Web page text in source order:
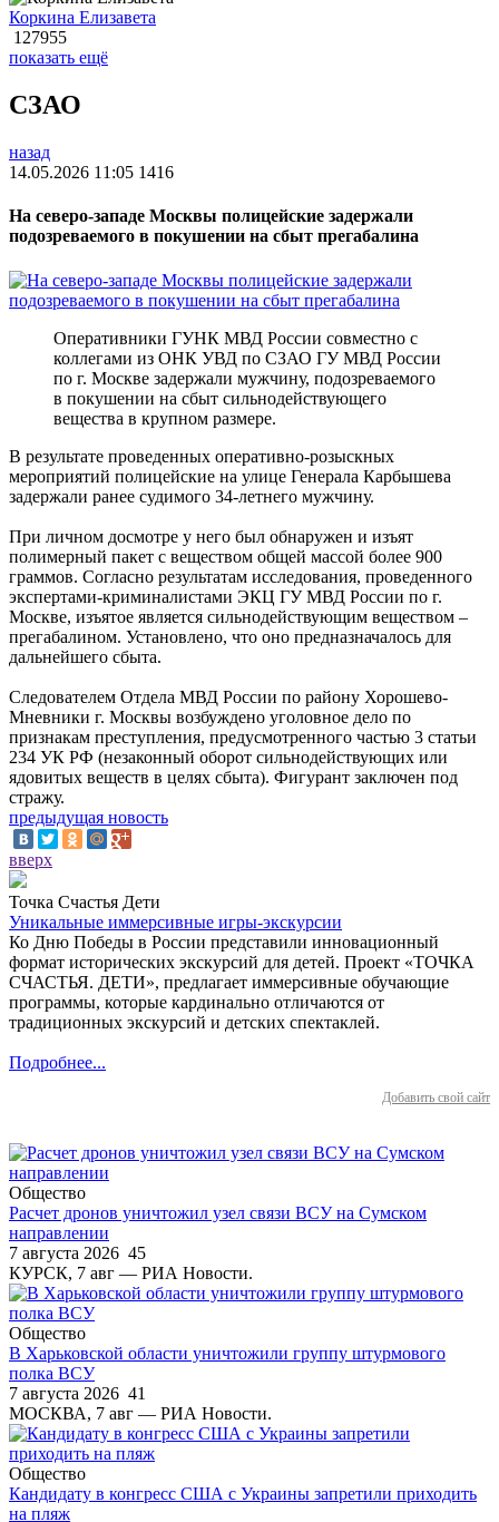
Коркина Елизавета
127955
показать ещё
СЗАО
назад
14.05.2026 11:05 1416
На северо-западе Москвы полицейские задержали
подозреваемого в покушении на сбыт прегабалина
Оперативники ГУНК МВД России совместно с
коллегами из ОНК УВД по СЗАО ГУ МВД России
по г. Москве задержали мужчину, подозреваемого
в покушении на сбыт сильнодействующего
вещества в крупном размере.
В результате проведенных оперативно-розыскных
мероприятий полицейские на улице Генерала Карбышева
задержали ранее судимого 34-летнего мужчину.
При личном досмотре у него был обнаружен и изъят
полимерный пакет с веществом общей массой более 900
граммов. Согласно результатам исследования, проведенного
экспертами-криминалистами ЭКЦ ГУ МВД России по г.
Москве, изъятое является сильнодействующим веществом –
прегабалином. Установлено, что оно предназначалось для
дальнейшего сбыта.
Следователем Отдела МВД России по району Хорошево-
Мневники г. Москвы возбуждено уголовное дело по
признакам преступления, предусмотренного частью 3 статьи
234 УК РФ (незаконный оборот сильнодействующих или
ядовитых веществ в целях сбыта). Фигурант заключен под
стражу.
предыдущая новость
вверх
Точка Счастья Дети
Уникальные иммерсивные игры-экскурсии
Ко Дню Победы в России представили инновационный
формат исторических экскурсий для детей. Проект «ТОЧКА
СЧАСТЬЯ. ДЕТИ», предлагает иммерсивные обучающие
программы, которые кардинально отличаются от
традиционных экскурсий и детских спектаклей.
Подробнее...
Добавить свой сайт
Общество
Расчет дронов уничтожил узел связи ВСУ на Сумском
направлении
7 августа 2026 45
КУРСК, 7 авг — РИА Новости.
Общество
В Харьковской области уничтожили группу штурмового
полка ВСУ
7 августа 2026 41
МОСКВА, 7 авг — РИА Новости.
Общество
Кандидату в конгресс США с Украины запретили приходить
на пляж